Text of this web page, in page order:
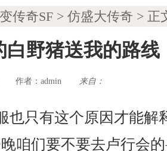
传奇SF > 仿盛大传奇 > 正
白野猪送我的路线
作者： admin 来自：
也只有这个原因才能解
咱们要不要去卢行会